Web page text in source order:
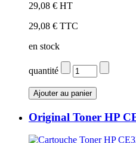
29,08 € HT
29,08 € TTC
en stock
quantité
Original Toner HP